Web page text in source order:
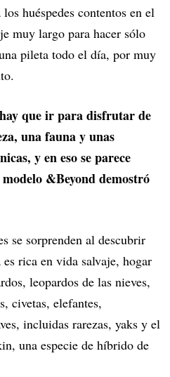
huéspedes contentos en el
muy largo para hacer sólo
pileta todo el día, por muy
que ir para disfrutar de
una fauna y unas
y en eso se parece
&Beyond demostró
se sorprenden al descubrir
rica en vida salvaje, hogar
leopardos de las nieves,
civetas, elefantes,
incluidas rarezas, yaks y el
una especie de híbrido de